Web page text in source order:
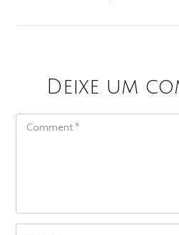
Deixe um
COMMENT
NAME